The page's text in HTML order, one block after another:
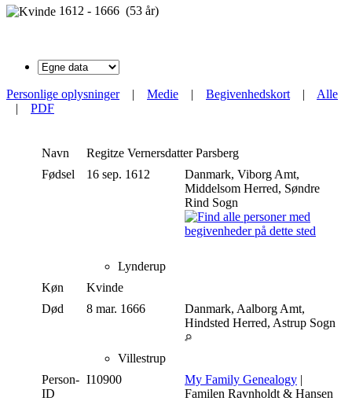
1612 - 1666 (53 år)
Personlige oplysninger| Medie | Begivenhedskort | Alle
| PDF
Navn Regitze Vernersdatter Parsberg
Fødsel
16 sep. 1612
Danmark, Viborg Amt,
Middelsom Herred, Søndre
Rind Sogn
Lynderup
Køn
Kvinde
Død
8 mar. 1666
Danmark, Aalborg Amt,
Hindsted Herred, Astrup Sogn
Villestrup
Person-
ID
I10900 My Family Genealogy |
Familen Ravnholdt & Hansen